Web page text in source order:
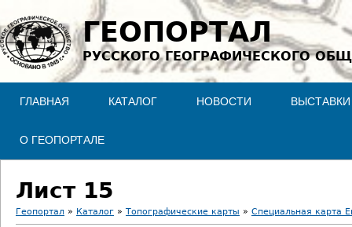
Jump to navigation
ГЕОПОРТАЛ
РУССКОГО ГЕОГРАФИЧЕСКОГО
ГЛАВНАЯ КАТАЛОГ НОВОСТИ ВЫСТАВКИ
О ГЕОПОРТАЛЕ
Лист 15
Геопортал » Каталог » Топографические карты » Специальная карта